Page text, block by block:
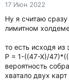
17 Июн 2022
Ну я считаю
лимитном
то есть исходя
P = 1-((47-X)/
вероятность
хватало двух